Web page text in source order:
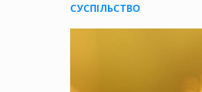
СУСПІЛЬСТВО